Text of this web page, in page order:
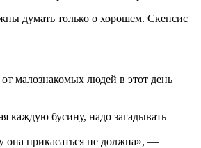
думать только о хорошем. Скепсис
малознакомых людей в этот день
каждую бусину, надо загадывать
она прикасаться не должна», —